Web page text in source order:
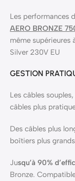
Les performances
AERO BRONZE
même supérieures
Silver 230V EU
GESTION
Les câbles
câbles plus
Des câbles plus
boîtiers plus
Jusqu’à 90%
Bronze.